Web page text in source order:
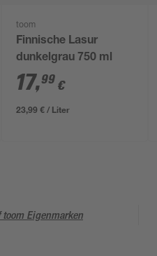
toom
Finnische Lasur
dunkelgrau 750 ml
17,99 €
23,99 € / Liter
Eigenmarken